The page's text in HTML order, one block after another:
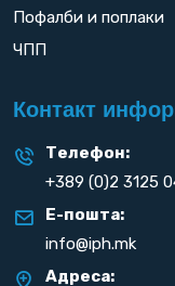
Пофалби и поплаки
ЧПП
Контакт
Телефон:
+389 (0)2 3125
Е-пошта:
info@iph.mk
Адреса: